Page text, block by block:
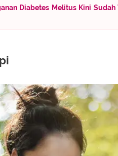
Diabetes Melitus Kini